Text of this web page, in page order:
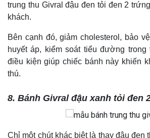
trung thu Givral đậu đen tỏi đen 2
khách.
Bên cạnh đó, giảm cholesterol, bảo
huyết áp, kiểm soát tiểu đường
điều kiện giúp chiếc bánh này khiến
thú.
8. Bánh Givral đậu xanh tỏi đen
Chỉ một chút khác biệt là thay đậu đen